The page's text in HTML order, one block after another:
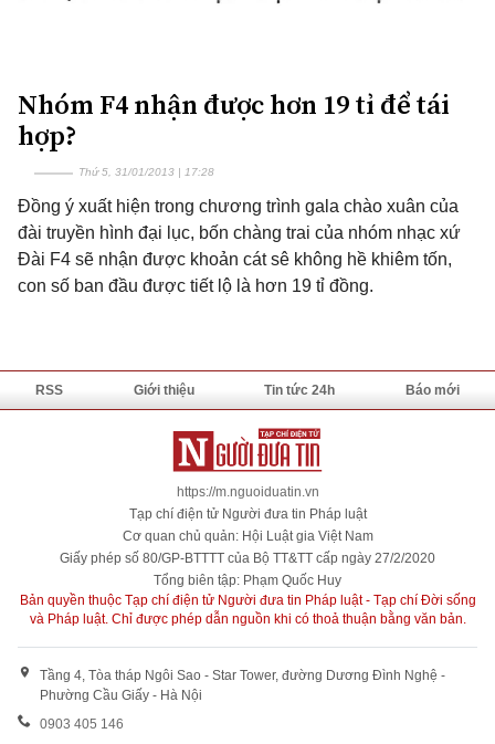
Nhóm F4 nhận được hơn 19 tỉ để tái
hợp?
Thứ 5, 31/01/2013 | 17:28
Đồng ý xuất hiện trong chương trình gala chào xuân của
đài truyền hình đại lục, bốn chàng trai của nhóm nhạc xứ
Đài F4 sẽ nhận được khoản cát sê không hề khiêm tốn,
con số ban đầu được tiết lộ là hơn 19 tỉ đồng.
RSS Giới thiệu Tin tức 24h Báo mới
https://m.nguoiduatin.vn
Tạp chí điện tử Người đưa tin Pháp luật
Cơ quan chủ quản: Hội Luật gia Việt Nam
Giấy phép số 80/GP-BTTTT của Bộ TT&TT cấp ngày 27/2/2020
Tổng biên tập: Phạm Quốc Huy
Bản quyền thuộc Tạp chí điện tử Người đưa tin Pháp luật - Tạp chí Đời sống
và Pháp luật. Chỉ được phép dẫn nguồn khi có thoả thuận bằng văn bản.
Tầng 4, Tòa tháp Ngôi Sao - Star Tower, đường Dương Đình Nghệ -
Phường Cầu Giấy - Hà Nội
0903 405 146